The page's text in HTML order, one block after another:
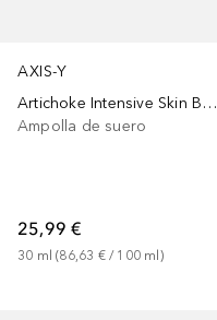
AXIS-Y
Artichoke Intensive Skin Barrier Ampoule
Ampolla de suero
25,99 €
30 ml (86,63 € / 100 ml)